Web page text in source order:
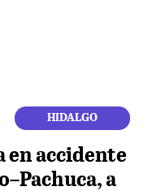
HIDALGO
en accidente
a